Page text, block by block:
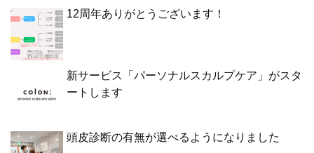
12周年ありがとうございます！
新サービス「パーソナルスカルプケア」がスタ
ートします
頭皮診断の有無が選べるようになりました